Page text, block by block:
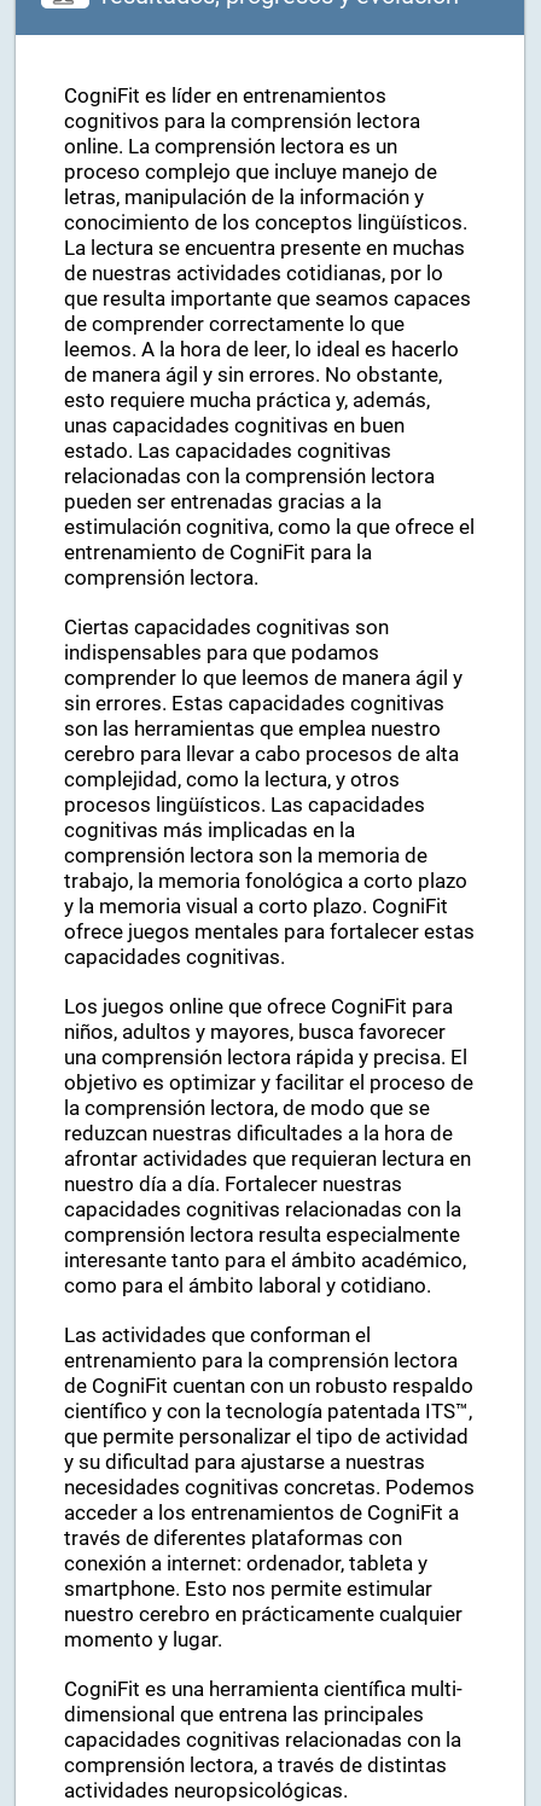
CogniFit es líder en entrenamientos
cognitivos para la comprensión lectora
online. La comprensión lectora es un
proceso complejo que incluye manejo de
letras, manipulación de la información y
conocimiento de los conceptos lingüísticos.
La lectura se encuentra presente en muchas
de nuestras actividades cotidianas, por lo
que resulta importante que seamos capaces
de comprender correctamente lo que
leemos. A la hora de leer, lo ideal es hacerlo
de manera ágil y sin errores. No obstante,
esto requiere mucha práctica y, además,
unas capacidades cognitivas en buen
estado. Las capacidades cognitivas
relacionadas con la comprensión lectora
pueden ser entrenadas gracias a la
estimulación cognitiva, como la que ofrece el
entrenamiento de CogniFit para la
comprensión lectora.
Ciertas capacidades cognitivas son
indispensables para que podamos
comprender lo que leemos de manera ágil y
sin errores. Estas capacidades cognitivas
son las herramientas que emplea nuestro
cerebro para llevar a cabo procesos de alta
complejidad, como la lectura, y otros
procesos lingüísticos. Las capacidades
cognitivas más implicadas en la
comprensión lectora son la memoria de
trabajo, la memoria fonológica a corto plazo
y la memoria visual a corto plazo. CogniFit
ofrece juegos mentales para fortalecer estas
capacidades cognitivas.
Los juegos online que ofrece CogniFit para
niños, adultos y mayores, busca favorecer
una comprensión lectora rápida y precisa. El
objetivo es optimizar y facilitar el proceso de
la comprensión lectora, de modo que se
reduzcan nuestras dificultades a la hora de
afrontar actividades que requieran lectura en
nuestro día a día. Fortalecer nuestras
capacidades cognitivas relacionadas con la
comprensión lectora resulta especialmente
interesante tanto para el ámbito académico,
como para el ámbito laboral y cotidiano.
Las actividades que conforman el
entrenamiento para la comprensión lectora
de CogniFit cuentan con un robusto respaldo
científico y con la tecnología patentada ITS™,
que permite personalizar el tipo de actividad
y su dificultad para ajustarse a nuestras
necesidades cognitivas concretas. Podemos
acceder a los entrenamientos de CogniFit a
través de diferentes plataformas con
conexión a internet: ordenador, tableta y
smartphone. Esto nos permite estimular
nuestro cerebro en prácticamente cualquier
momento y lugar.
CogniFit es una herramienta científica multi-
dimensional que entrena las principales
capacidades cognitivas relacionadas con la
comprensión lectora, a través de distintas
actividades neuropsicológicas.